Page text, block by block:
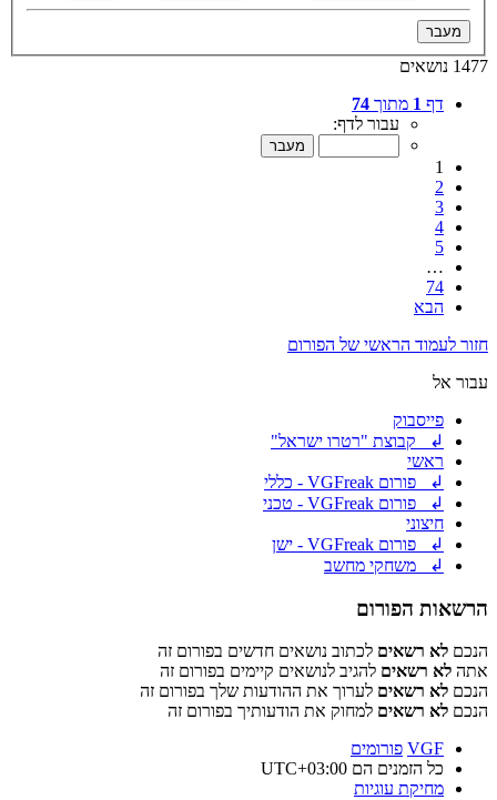
1477 נושאים
דף 1 מתוך 74
עבור לדף:
1
2
3
4
5
…
74
הבא
חזור לעמוד הראשי של הפורום
עבור אל
פייסבוק
↲ קבוצת "רטרו ישראל"
ראשי
↲ פורום VGFreak - כללי
↲ פורום VGFreak - טכני
חיצוני
↲ פורום VGFreak - ישן
↲ משחקי מחשב
הרשאות הפורום
הנכם לא רשאים לכתוב נושאים חדשים בפורום זה
אתה לא רשאים להגיב לנושאים קיימים בפורום זה
הנכם לא רשאים לערוך את ההודעות שלך בפורום זה
הנכם לא רשאים למחוק את הודעותיך בפורום זה
VGF פורומים
כל הזמנים הם UTC+03:00
מחיקת עוגיות